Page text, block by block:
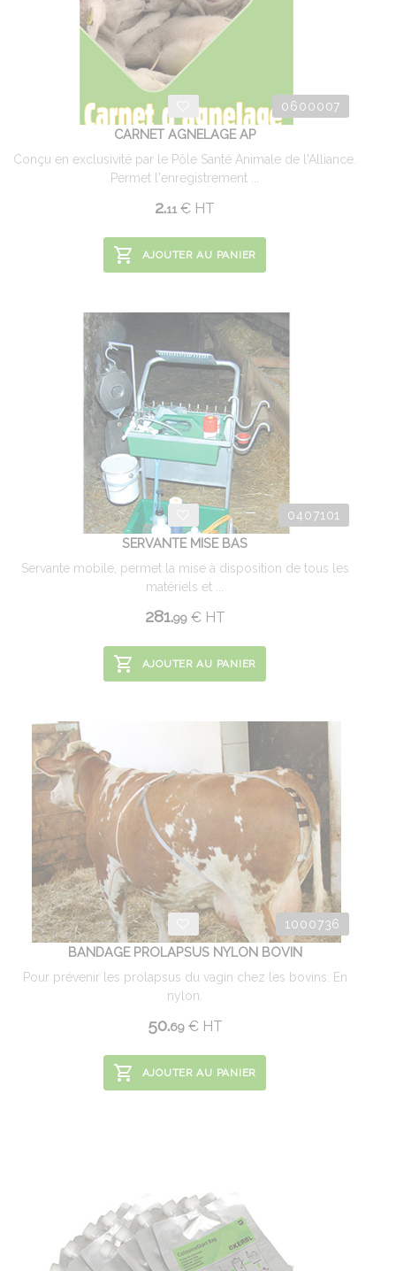
0600007
CARNET AGNELAGE AP
Conçu en exclusivité par le Pôle Santé Animale de l'Alliance.
Permet l'enregistrement ...
2.11 € HT
AJOUTER AU PANIER
0407101
SERVANTE MISE BAS
Servante mobile, permet la mise à disposition de tous les
matériels et ...
281.99 €HT
AJOUTER AU PANIER
1000736
BANDAGE PROLAPSUS NYLON BOVIN
Pour prévenir les prolapsus du vagin chez les bovins. En
nylon.
50.69 €HT
AJOUTER AU PANIER